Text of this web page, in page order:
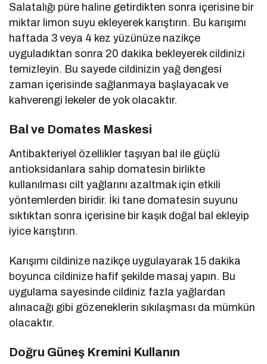
Salatalığı püre haline getirdikten sonra içerisine bir
miktar limon suyu ekleyerek karıştırın. Bu karışımı
haftada 3 veya 4 kez yüzünüze nazikçe
uyguladıktan sonra 20 dakika bekleyerek cildinizi
temizleyin. Bu sayede cildinizin yağ dengesi
zaman içerisinde sağlanmaya başlayacak ve
kahverengi lekeler de yok olacaktır.
Bal ve Domates Maskesi
Antibakteriyel özellikler taşıyan bal ile güçlü
antioksidanlara sahip domatesin birlikte
kullanılması cilt yağlarını azaltmak için etkili
yöntemlerden biridir. İki tane domatesin suyunu
sıktıktan sonra içerisine bir kaşık doğal bal ekleyip
iyice karıştırın.
Karışımı cildinize nazikçe uygulayarak 15 dakika
boyunca cildinize hafif şekilde masaj yapın. Bu
uygulama sayesinde cildiniz fazla yağlardan
alınacağı gibi gözeneklerin sıkılaşması da mümkün
olacaktır.
Doğru Güneş Kremini Kullanın